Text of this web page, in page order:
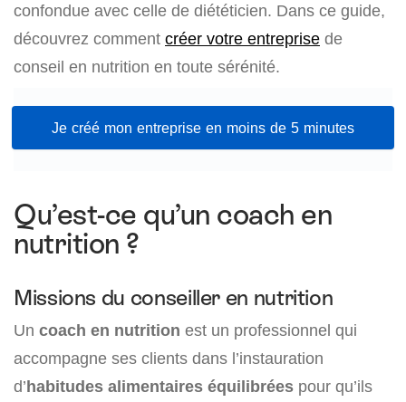
confondue avec celle de diététicien. Dans ce guide,
découvrez comment créer votre entreprise de
conseil en nutrition en toute sérénité.
Je créé mon entreprise en moins de 5 minutes
Qu’est-ce qu’un coach en
nutrition ?
Missions du conseiller en nutrition
Un coach en nutrition est un professionnel qui
accompagne ses clients dans l’instauration
d’habitudes alimentaires équilibrées pour qu’ils